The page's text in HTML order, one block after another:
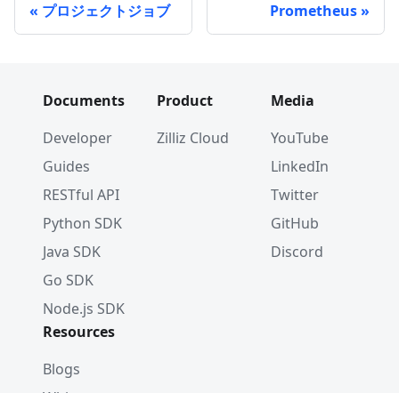
プロジェクトジョブ Prometheus
Documents
Developer
Guides
RESTful API
Python SDK
Java SDK
Go SDK
Node.js SDK
Product
Zilliz Cloud
Media
YouTube
LinkedIn
Twitter
GitHub
Discord
Resources
Blogs